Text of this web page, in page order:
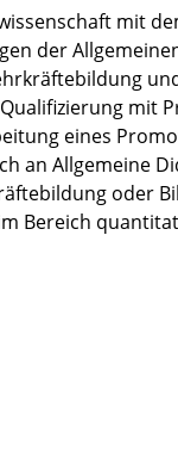
mit
der
mit
eines
an Allgemeine
oder
Bereich